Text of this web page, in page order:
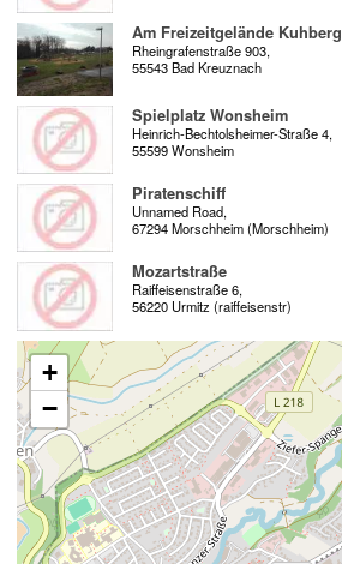
Am Freizeitgelände Kuhberg
Rheingrafenstraße 903,
55543 Bad Kreuznach
Spielplatz Wonsheim
Heinrich-Bechtolsheimer-Straße 4,
55599 Wonsheim
Piratenschiff
Unnamed Road,
67294 Morschheim (Morschheim)
Mozartstraße
Raiffeisenstraße 6,
56220 Urmitz (raiffeisenstr)
+
−